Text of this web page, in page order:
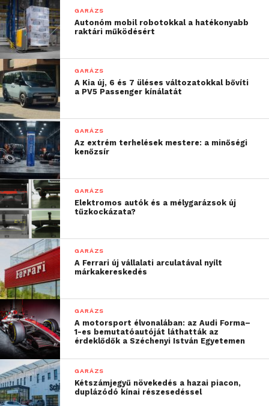
– mondta el Őri Péter.
Az oktató kiemelte, Tánczos Bence a Magyar
Kereskedelmi és Iparkamara által szervezett
WorldSkills Hungary nemzeti válogatón elért
sikerével szerzett indulási jogot a világversenyen.
Az egyetem munkatársa büszke rá, hogy a tanuló
felkészítésében az elmúlt két év magyar indulója,
Ölbei Zsolt is részt vett.
„Zsolt ugyancsak a
Lukács Sándor
Járműipari és Gépészeti
Technikum diákja volt,
GARÁZS
Autonóm mobil robotokkal a hatékonyabb
raktári működésért
GARÁZS
A Kia új, 6 és 7 üléses változatokkal bővíti
a PV5 Passenger kínálatát
GARÁZS
Az extrém terhelések mestere: a minőségi
kenőzsír
GARÁZS
Elektromos autók és a mélygarázsok új
tűzkockázata?
GARÁZS
A Ferrari új vállalati arculatával nyílt
márkakereskedés
GARÁZS
A motorsport élvonalában: az Audi Forma–
1-es bemutatóautóját láthatták az
érdeklődők a Széchenyi István Egyetemen
GARÁZS
Kétszámjegyű növekedés a hazai piacon,
duplázódó kínai részesedéssel